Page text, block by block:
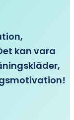
kan vara